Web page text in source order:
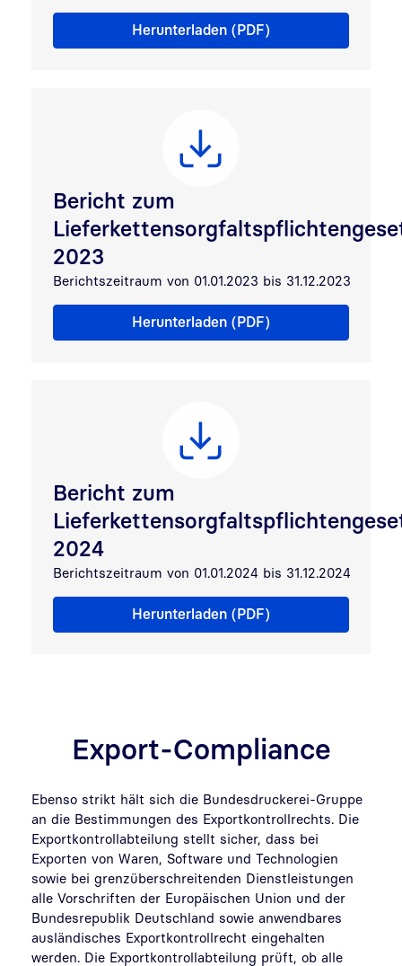
Bericht zum Lieferkettensorgfaltspflichtengesetz
Herunterladen (PDF)
Bericht zum
2023
Berichtszeitraum von 01.01.2023 bis 31.12.2023
Bericht zum Lieferkettensorgfaltspflichtengesetz 2023
Herunterladen (PDF)
Bericht zum
2024
Berichtszeitraum von 01.01.2024 bis 31.12.2024
Bericht zum Lieferkettensorgfaltspflichtengesetz
Herunterladen (PDF)
Export-Compliance
Ebenso strikt hält sich die Bundesdruckerei-Gruppe
an die Bestimmungen des Exportkontrollrechts. Die
Exportkontrollabteilung stellt sicher, dass bei
Exporten von Waren, Software und Technologien
sowie bei grenzüberschreitenden Dienstleistungen
alle Vorschriften der Europäischen Union und der
Bundesrepublik Deutschland sowie anwendbares
ausländisches Exportkontrollrecht eingehalten
werden. Die Exportkontrollabteilung prüft, ob alle